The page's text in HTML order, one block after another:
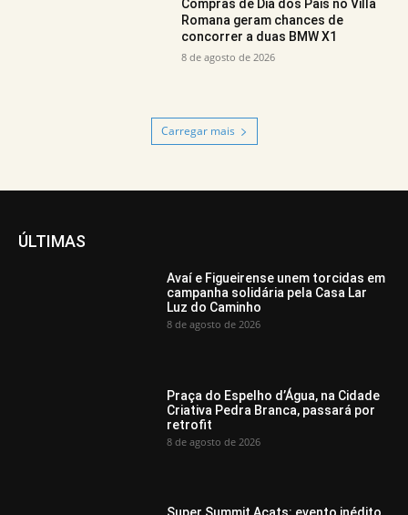
Compras de Dia dos Pais no Villa
Romana geram chances de
concorrer a duas BMW X1
8 de agosto de 2026
Carregar mais
ÚLTIMAS
Avaí e Figueirense unem torcidas em
campanha solidária pela Casa Lar
Luz do Caminho
8 de agosto de 2026
Praça do Espelho d’Água, na Cidade
Criativa Pedra Branca, passará por
retrofit
8 de agosto de 2026